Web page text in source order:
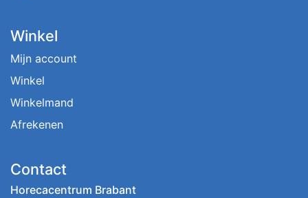
Winkel
Mijn account
Winkel
Winkelmand
Afrekenen
Contact
Horecacentrum Brabant